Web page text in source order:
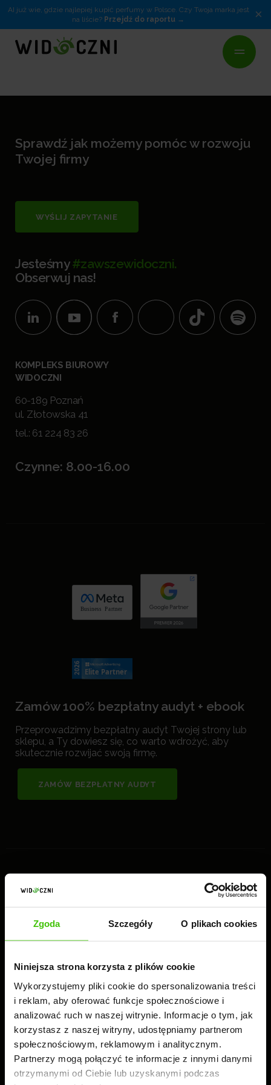
Zgoda Szczegóły O plikach cookies
Niniejsza strona korzysta z plików cookie
Wykorzystujemy pliki cookie do spersonalizowania treści
i reklam, aby oferować funkcje społecznościowe i
analizować ruch w naszej witrynie. Informacje o tym, jak
korzystasz z naszej witryny, udostępniamy partnerom
społecznościowym, reklamowym i analitycznym.
Partnerzy mogą połączyć te informacje z innymi danymi
otrzymanymi od Ciebie lub uzyskanymi podczas
AI już wie, gdzie najlepiej kupić perfumy w Polsce. Czy Twoja marka jest
na liście? Przejdź do raportu ×
Sprawdź jak możemy pomóc w rozwoju
Twojej firmy
WYŚLIJ ZAPYTANIE
Jesteśmy#zawszewidoczni.
Obserwuj nas!
KOMPLEKS BIUROWY
WIDOCZNI
60-189 Poznań
ul. Złotowska 41
tel.: 61 224 83 26
Czynne: 8.00-16.00
Zamów 100% bezpłatny audyt + ebook
Przeprowadzimy bezpłatny audyt Twojej strony lub
sklepu, a Ty dowiesz się, co warto wdrożyć, aby
skutecznie rozwijać swoją firmę.
ZAMÓW BEZPŁATNY AUDYT
Pozycjonowanie
O nas
Skontaktuj się z nami